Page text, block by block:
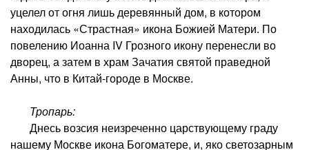
уцелел от огня лишь деревянный дом, в котором
находилась «Страстная» икона Божией Матери. По
повелению Иоанна IV Грозного икону перенесли во
дворец, а затем в храм Зачатия святой праведной
Анны, что в Китай-городе в Москве.
Тропарь:
Днесь возсия неизреченно царствующему граду
нашему Москве икона Богоматере, и, яко светозарным